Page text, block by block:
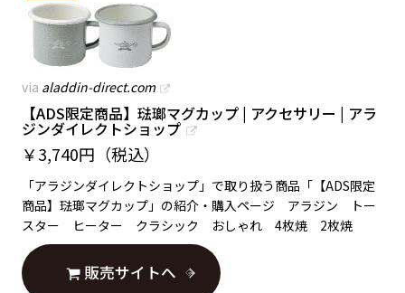
via aladdin-direct.com
【ADS限定商品】琺瑯マグカップ | アクセサリー | アラ
ジンダイレクトショップ
￥3,740円（税込）
「アラジンダイレクトショップ」で取り扱う商品「【ADS限定
商品】琺瑯マグカップ」の紹介・購入ページ アラジン トー
スター ヒーター クラシック おしゃれ 4枚焼 2枚焼
販売サイトへ